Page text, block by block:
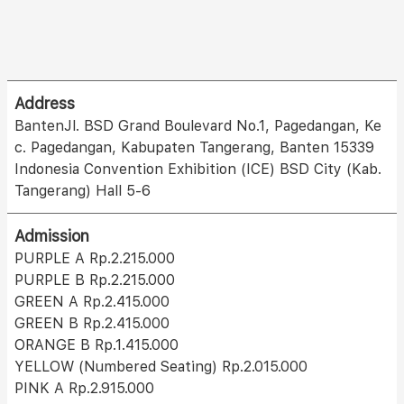
Address
BantenJl. BSD Grand Boulevard No.1, Pagedangan, Ke
c. Pagedangan, Kabupaten Tangerang, Banten 15339
Indonesia Convention Exhibition (ICE) BSD City (Kab.
Tangerang) Hall 5-6
Admission
PURPLE A Rp.2.215.000
PURPLE B Rp.2.215.000
GREEN A Rp.2.415.000
GREEN B Rp.2.415.000
ORANGE B Rp.1.415.000
YELLOW (Numbered Seating) Rp.2.015.000
PINK A Rp.2.915.000